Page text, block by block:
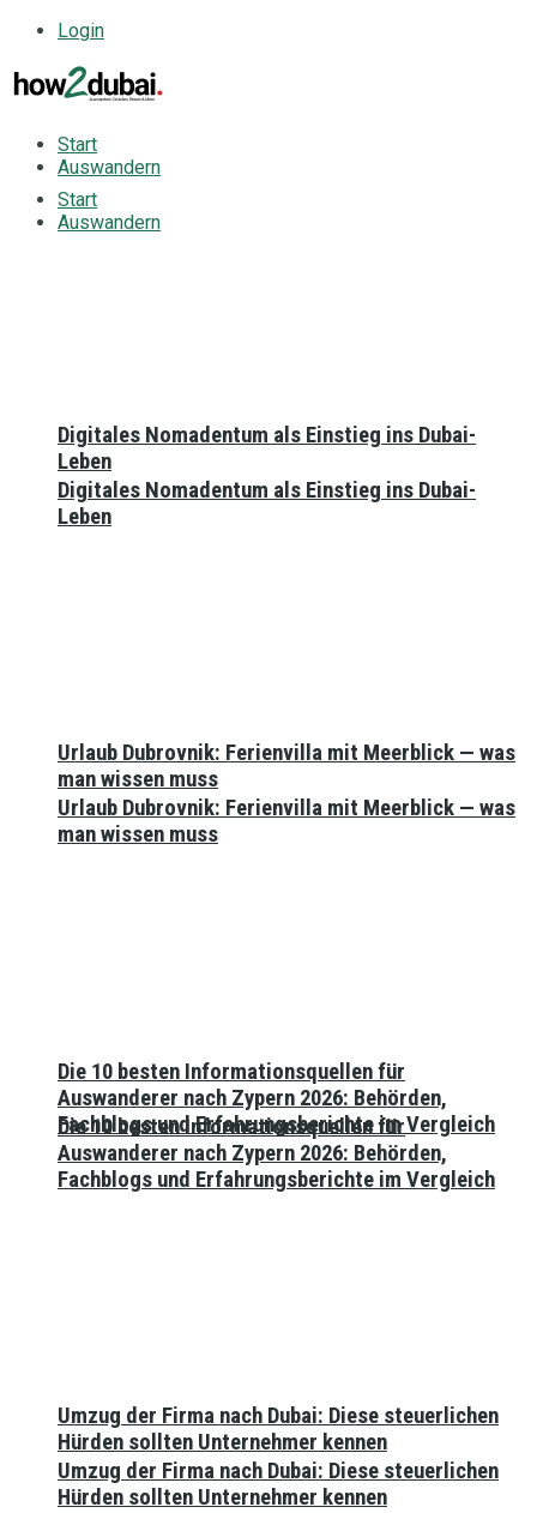
Login
Start
Auswandern
Digitales Nomadentum als Einstieg ins Dubai-
Leben
Urlaub Dubrovnik: Ferienvilla mit Meerblick — was
man wissen muss
Die 10 besten Informationsquellen für
Auswanderer nach Zypern 2026: Behörden,
Fachblogs und Erfahrungsberichte im Vergleich
Umzug der Firma nach Dubai: Diese steuerlichen
Hürden sollten Unternehmer kennen
Start
Auswandern
Digitales Nomadentum als Einstieg ins Dubai-
Leben
Urlaub Dubrovnik: Ferienvilla mit Meerblick — was
man wissen muss
Die 10 besten Informationsquellen für
Auswanderer nach Zypern 2026: Behörden,
Fachblogs und Erfahrungsberichte im Vergleich
Umzug der Firma nach Dubai: Diese steuerlichen
Hürden sollten Unternehmer kennen